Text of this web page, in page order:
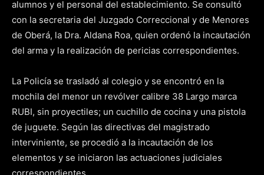
alumnos y el personal del establecimiento. Se consultó
con la secretaria del Juzgado Correccional y de Menores
de Oberá, la Dra. Aldana Roa, quien ordenó la incautación
del arma y la realización de pericias correspondientes.
La Policía se trasladó al colegio y se encontró en la
mochila del menor un revólver calibre 38 Largo marca
RUBI, sin proyectiles; un cuchillo de cocina y una pistola
de juguete. Según las directivas del magistrado
interviniente, se procedió a la incautación de los
elementos y se iniciaron las actuaciones judiciales